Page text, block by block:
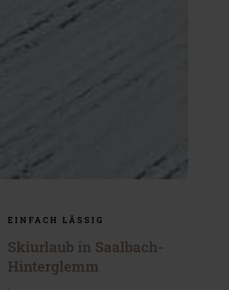
EINFACH LÄSSIG
Skiurlaub in Saalbach-
Hinterglemm